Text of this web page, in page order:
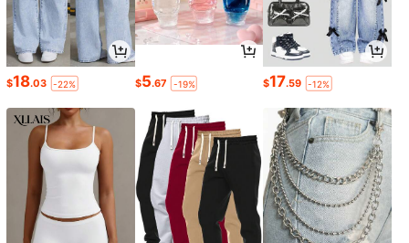
$18.03 -22% $5.67 -19% $17.59 -12%